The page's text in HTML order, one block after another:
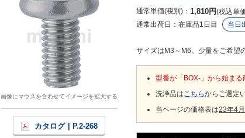
画像にマウスを合わせてイメージを拡大する
カタログ | P.2-268
通常単価(税別) 1,810円 税込単
通常出荷日： 在庫品1日目 当日
サイズはM3～M6。少量をご希望
型番が「BOX-」から始まる
洗浄品はこちらからご選定
当ページの価格表は23年4